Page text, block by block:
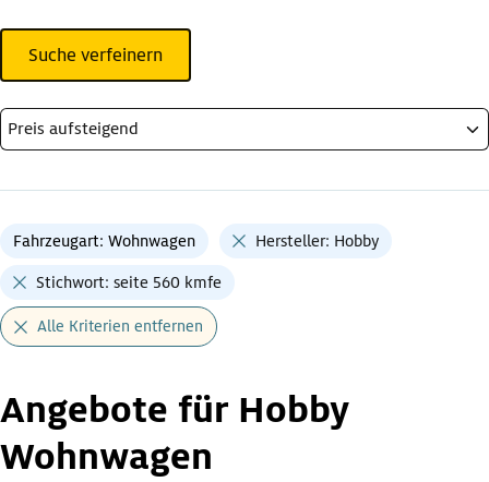
Suche verfeinern
Fahrzeugart: Wohnwagen Hersteller: Hobby
Stichwort: seite 560 kmfe
Alle Kriterien entfernen
Angebote für Hobby
Wohnwagen